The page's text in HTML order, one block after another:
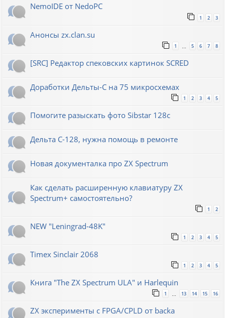
NemoIDE от NedoPC
1 2 3
Анонсы zx.clan.su
1 5 6 7 8
[SRC] Редактор спековских картинок SCRED
Доработки Дельты-С на 75 микросхемах
1 2 3 4 5
Помогите разыскать фото Sibstar 128с
Дельта С-128, нужна помощь в ремонте
Новая документалка про ZX Spectrum
Как сделать расширенную клавиатуру ZX
Spectrum+ самостоятельно?
1 2
NEW "Leningrad-48K"
1 2 3 4 5
Timex Sinclair 2068
1 2 3 4 5
Книга "The ZX Spectrum ULA" и Harlequin
1 … 13 14 15 16
ZX эксперименты с FPGA/CPLD от backa